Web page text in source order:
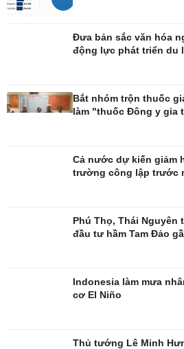
Đưa bản sắc văn hóa
động lực phát triển du
Bắt nhóm trộn thuốc
làm "thuốc Đông y gia
Cả nước dự kiến giảm
trường công lập trước
Phú Thọ, Thái
đầu tư hầm Tam Đảo
Indonesia làm mưa
cơ El Niño
Thủ tướng Lê Minh